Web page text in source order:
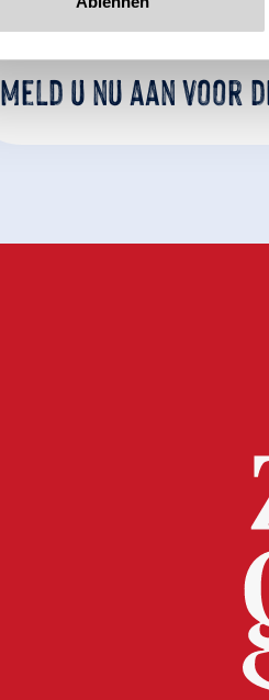
Meld u nu aan voor